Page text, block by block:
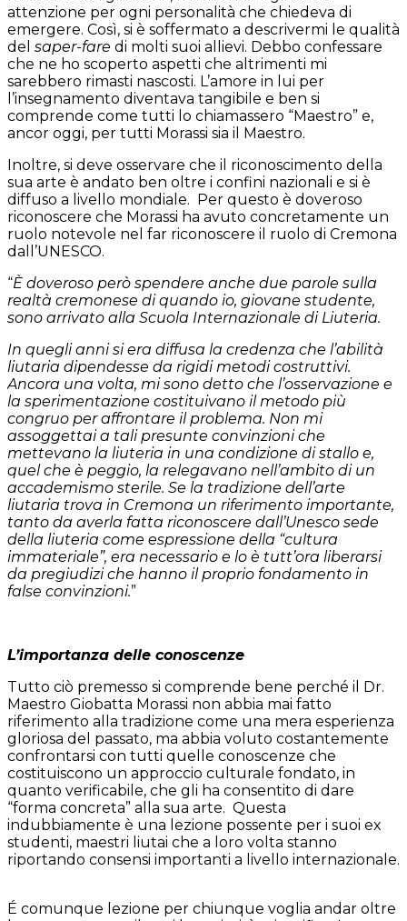
attenzione per ogni personalità che chiedeva di
emergere. Così, si è soffermato a descrivermi le qualità
del saper-fare di molti suoi allievi. Debbo confessare
che ne ho scoperto aspetti che altrimenti mi
sarebbero rimasti nascosti. L’amore in lui per
l’insegnamento diventava tangibile e ben si
comprende come tutti lo chiamassero “Maestro” e,
ancor oggi, per tutti Morassi sia il Maestro.
Inoltre, si deve osservare che il riconoscimento della
sua arte è andato ben oltre i confini nazionali e si è
diffuso a livello mondiale.
Per questo è doveroso
riconoscere che Morassi ha avuto concretamente un
ruolo notevole nel far riconoscere il ruolo di Cremona
dall’UNESCO.
“È doveroso però spendere anche due parole sulla
realtà cremonese di quando io, giovane studente,
sono arrivato alla Scuola Internazionale di Liuteria.
In quegli anni si era diffusa la credenza che l’abilità
liutaria dipendesse da rigidi metodi costruttivi.
Ancora una volta, mi sono detto che l’osservazione e
la sperimentazione costituivano il metodo più
congruo per affrontare il problema. Non mi
assoggettai a tali presunte convinzioni che
mettevano la liuteria in una condizione di stallo e,
quel che è peggio, la relegavano nell’ambito di un
accademismo sterile. Se la tradizione dell’arte
liutaria trova in Cremona un riferimento importante,
tanto da averla fatta riconoscere dall’Unesco sede
della liuteria come espressione della “cultura
immateriale”, era necessario e lo è tutt’ora liberarsi
da pregiudizi che hanno il proprio fondamento in
false convinzioni.”
L’importanza delle conoscenze
Tutto ciò premesso si comprende bene perché il Dr.
Maestro Giobatta Morassi non abbia mai fatto
riferimento alla tradizione come una mera esperienza
gloriosa del passato, ma abbia voluto costantemente
confrontarsi con tutti quelle conoscenze che
costituiscono un approccio culturale fondato, in
quanto verificabile, che gli ha consentito di dare
“forma concreta” alla sua arte. Questa
indubbiamente è una lezione possente per i suoi ex
studenti, maestri liutai che a loro volta stanno
riportando consensi importanti a livello internazionale.
É comunque lezione per chiunque voglia andar oltre